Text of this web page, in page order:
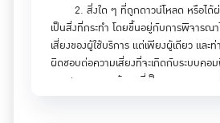
2. สิ่งใด ๆ ที่ถูกดาวน์โหลด หรือได้
เป็นสิ่งที่กระทำ โดยขึ้นอยู่กับการพิจารณา
เสี่ยงของผู้ใช้บริการ แต่เพียงผู้เดียว และ
ผิดชอบต่อความเสี่ยงที่จะเกิดกับระบบคอ
การสูญหายของข้อมูลที่เป็นผลมาจากดาว